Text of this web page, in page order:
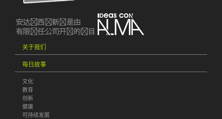
关于我们
每日故事
文化
教育
创新
健康
可持续发展